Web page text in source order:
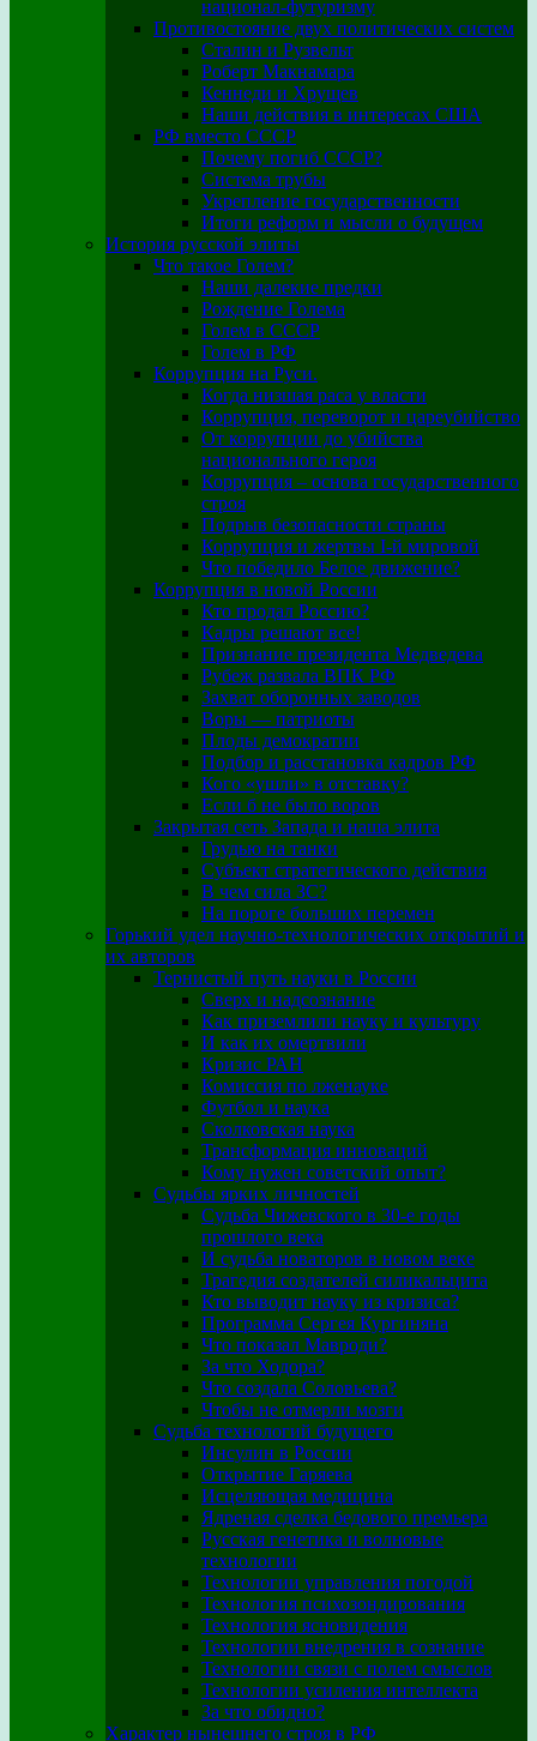
национал-футуризму
Противостояние двух политических систем
Сталин и Рузвельт
Роберт Макнамара
Кеннеди и Хрущев
Наши действия в интересах США
РФ вместо СССР
Почему погиб СССР?
Система трубы
Укрепление государственности
Итоги реформ и мысли о будущем
История русской элиты
Что такое Голем?
Наши далекие предки
Рождение Голема
Голем в СССР
Голем в РФ
Коррупция на Руси.
Когда низшая раса у власти
Коррупция, переворот и цареубийство
От коррупции до убийства
национального героя
Коррупция – основа государственного
строя
Подрыв безопасности страны
Коррупция и жертвы I-й мировой
Что победило Белое движение?
Коррупция в новой России
Кто продал Россию?
Кадры решают все!
Признание президента Медведева
Рубеж развала ВПК РФ
Захват оборонных заводов
Воры — патриоты
Плоды демократии
Подбор и расстановка кадров РФ
Кого «ушли» в отставку?
Если б не было воров
Закрытая сеть Запада и наша элита
Грудью на танки
Субъект стратегического действия
В чем сила ЗС?
На пороге больших перемен
Горький удел научно-технологических открытий и
их авторов
Тернистый путь науки в России
Сверх и надсознание
Как приземлили науку и культуру
И как их омертвили
Кризис РАН
Комиссия по лженауке
Футбол и наука
Сколковская наука
Трансформация инноваций
Кому нужен советский опыт?
Судьбы ярких личностей
Судьба Чижевского в 30-е годы
прошлого века
И судьба новаторов в новом веке
Трагедия создателей силикальцита
Кто выводит науку из кризиса?
Программа Сергея Кургиняна
Что показал Мавроди?
За что Ходора?
Что создала Соловьева?
Чтобы не отмерли мозги
Судьба технологий будущего
Инсулин в России
Открытие Гаряева
Исцеляющая медицина
Ядреная сделка бедового премьера
Русская генетика и волновые
технологии
Технологии управления погодой
Технология психозондирования
Технология ясновидения
Технологии внедрения в сознание
Технологии связи с полем смыслов
Технологии усиления интеллекта
За что обидно?
Характер нынешнего строя в РФ